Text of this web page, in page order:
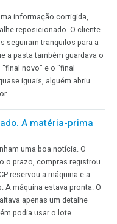
versão foi aprovada. A
era pequena. Uma
e um detalhe
nova arte e todos seguiram
O problema é que a pasta
corrigido”, o “final novo”
Entre arquivos quase iguais,
estava liberado. A
manhã, todos tinham uma
havia confirmado o prazo,